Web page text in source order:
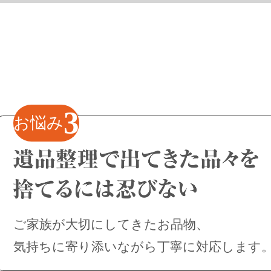
お悩み3
ご家族が大切にしてきたお品物、
気持ちに寄り添いながら丁寧に対応します